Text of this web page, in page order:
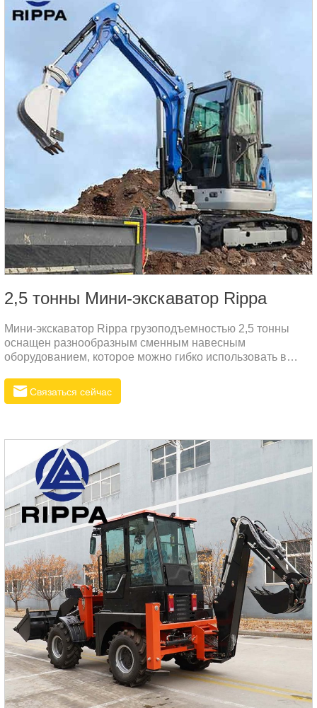
2,5 тонны Мини-экскаватор Rippa
Мини-экскаватор Rippa грузоподъемностью 2,5 тонны
оснащен разнообразным сменным навесным
оборудованием, которое можно гибко использовать в
бульдозеризация, лопата и захват.
Связаться сейчас